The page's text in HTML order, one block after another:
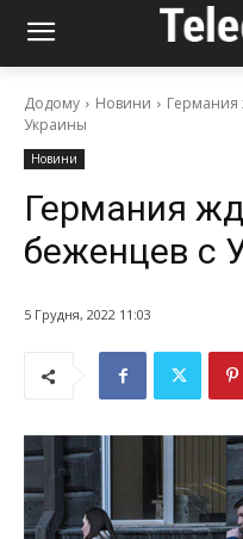
Додому Новини
Германия
Украины
Новини
Германия
беженцев с
5 Грудня, 2022 11:03